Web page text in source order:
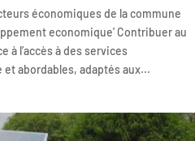
économiques de la commune
economique' Contribuer au
à l’accès à des services
abordables, adaptés aux...